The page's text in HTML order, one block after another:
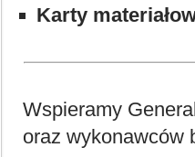
Karty
Wspieramy
oraz wykonawców